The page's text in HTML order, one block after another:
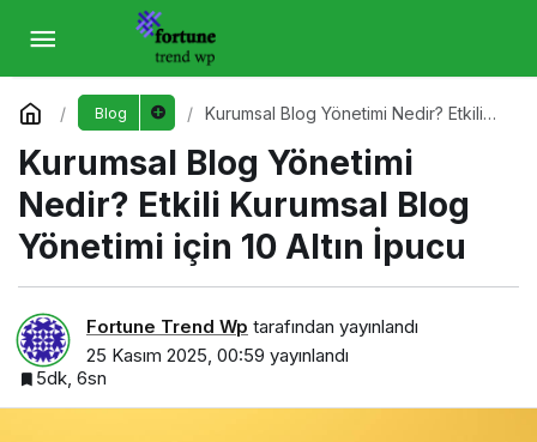
Blog
Kurumsal Blog Yönetimi Nedir? Etkili
İpucu
Kurumsal Blog Yönetimi
Nedir? Etkili Kurumsal Blog
Yönetimi için 10 Altın İpucu
Fortune Trend Wp tarafından yayınlandı
25 Kasım 2025, 00:59 yayınlandı
5dk, 6sn
Kurumsal Blog Yönetimi Nedir? Etkili
Kurumsal Blog Yönetimi için 10 Altın İpucu
Yorum Yap